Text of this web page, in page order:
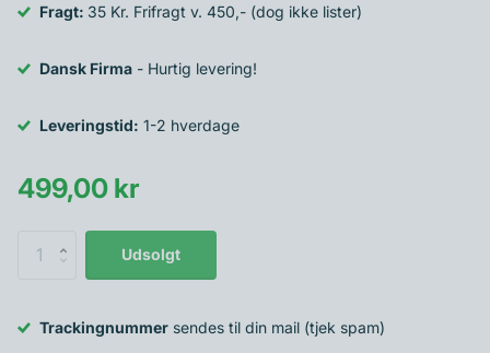
Fragt: 35 Kr. Frifragt v. 450,- (dog ikke lister)
Dansk Firma - Hurtig levering!
Leveringstid: 1-2 hverdage
499,00 kr
Udsolgt
Trackingnummer sendes til din mail (tjek spam)